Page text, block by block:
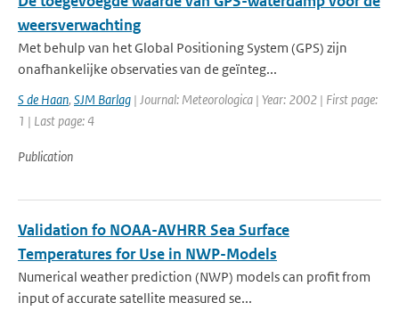
weersverwachting
Met behulp van het Global Positioning System (GPS) zijn
onafhankelijke observaties van de geïnteg...
S de Haan, SJM Barlag | Journal: Meteorologica | Year: 2002 | First page:
1 | Last page: 4
Publication
Validation fo NOAA-AVHRR Sea Surface
Temperatures for Use in NWP-Models
Numerical weather prediction (NWP) models can profit from
input of accurate satellite measured se...